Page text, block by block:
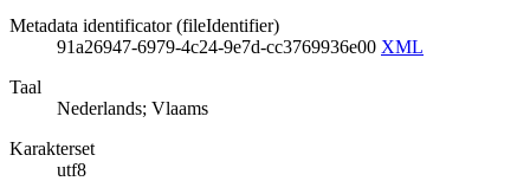
Metadata identificator (fileIdentifier)
91a26947-6979-4c24-9e7d-cc3769936e00 XML
Taal
Nederlands; Vlaams
Karakterset
utf8